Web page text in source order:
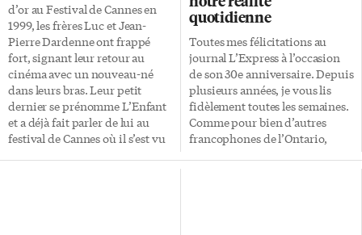
d’or au Festival de Cannes en
1999, les frères Luc et Jean-
Pierre Dardenne ont frappé
fort, signant leur retour au
cinéma avec un nouveau-né
dans leurs bras. Leur petit
dernier se prénomme L’Enfant
et a déjà fait parler de lui au
festival de Cannes où il s’est vu
quotidienne
Toutes mes félicitations au
journal L’Express à l’occasion
de son 30e anniversaire. Depuis
plusieurs années, je vous lis
fidèlement toutes les semaines.
Comme pour bien d’autres
francophones de l’Ontario,